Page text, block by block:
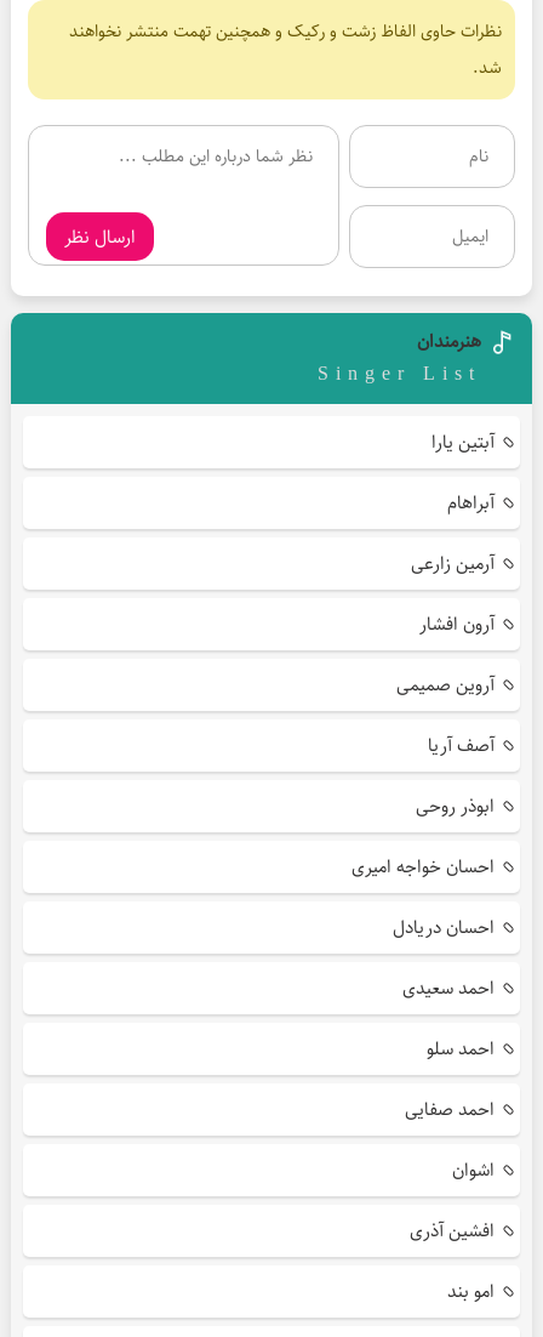
نظرات حاوی الفاظ زشت و رکیک و همچنین تهمت منتشر نخواهند
شد.
ارسال نظر
هنرمندان
Singer List
آبتین یارا
آبراهام
آرمین زارعی
آرون افشار
آروین صمیمی
آصف آریا
ابوذر روحی
احسان خواجه امیری
احسان دریادل
احمد سعیدی
احمد سلو
احمد صفایی
اشوان
افشین آذری
امو بند